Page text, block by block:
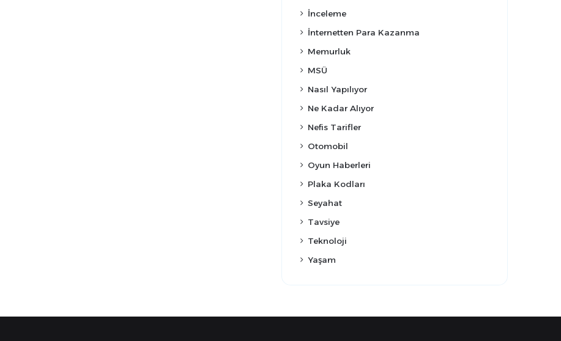
İnceleme
İnternetten Para Kazanma
Memurluk
MSÜ
Nasıl Yapılıyor
Ne Kadar Alıyor
Nefis Tarifler
Otomobil
Oyun Haberleri
Plaka Kodları
Seyahat
Tavsiye
Teknoloji
Yaşam